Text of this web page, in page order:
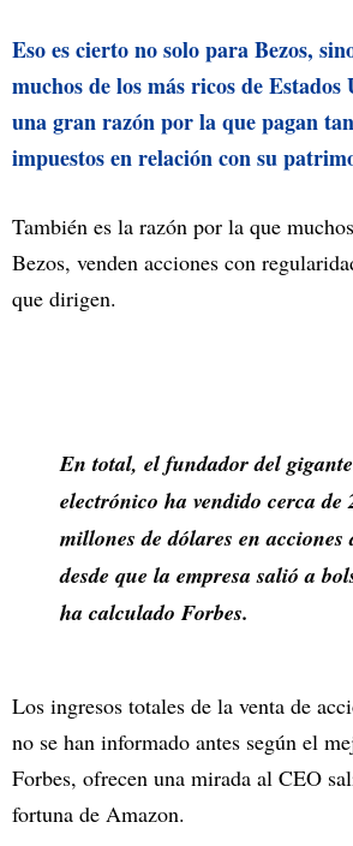
Eso es cierto no solo para Bezos,
muchos de los más ricos de Estados
una gran razón por la que pagan
impuestos en relación con su
También es la razón por la que
Bezos, venden acciones con
que dirigen.
En total, el fundador del
electrónico ha vendido cerca de
millones de dólares en acciones
desde que la empresa salió a
ha calculado Forbes.
Los ingresos totales de la venta de
no se han informado antes según el
Forbes, ofrecen una mirada al CEO
fortuna de Amazon.